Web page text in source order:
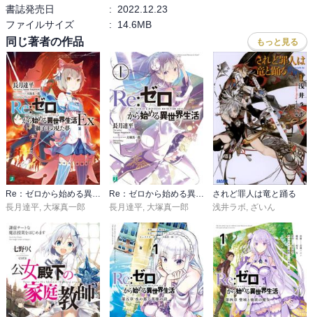
書誌発売日
:
2022.12.23
ファイルサイズ
: 14.6MB
同じ著者の作品 もっと見る
Re：ゼロから始める異世界生活 Ex
長月達平, 大塚真一郎
Re：ゼロから始める異世界生活
長月達平, 大塚真一郎
されど罪人は竜と踊る
浅井ラボ, ざいん